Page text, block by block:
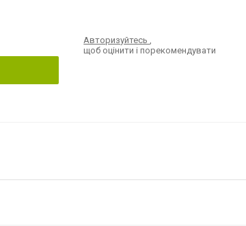
Авторизуйтесь,
щоб оцінити і порекомендувати